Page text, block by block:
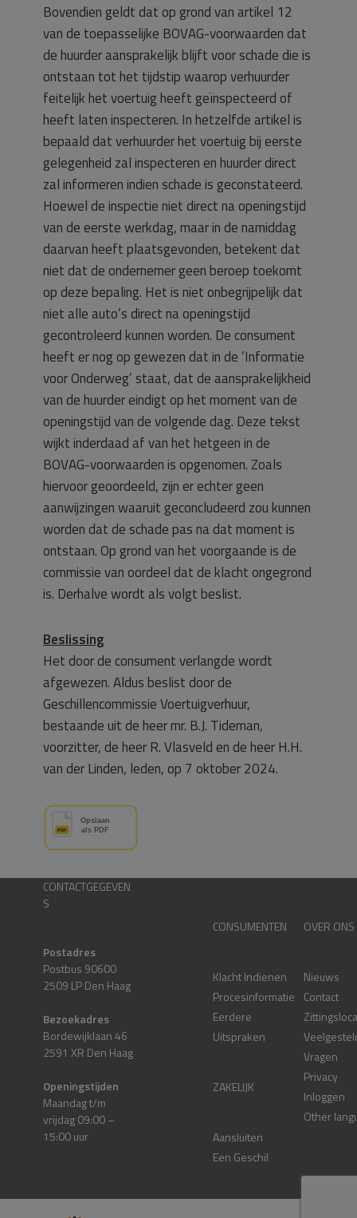
Bovendien geldt dat op grond van artikel 12
van de toepasselijke BOVAG-voorwaarden dat
de huurder aansprakelijk blijft voor schade die is
ontstaan tot het tijdstip waarop verhuurder
feitelijk het voertuig heeft geïnspecteerd of
heeft laten inspecteren. In hetzelfde artikel is
bepaald dat verhuurder het voertuig bij eerste
gelegenheid zal inspecteren en huurder direct
zal informeren indien schade is geconstateerd.
Hoewel de inspectie niet direct na openingstijd
van de eerste werkdag, maar in de namiddag
daarvan heeft plaatsgevonden, betekent dat
niet dat de ondernemer geen beroep toekomt
op deze bepaling. Het is niet onbegrijpelijk dat
niet alle auto’s direct na openingstijd
gecontroleerd kunnen worden. De consument
heeft er nog op gewezen dat in de ‘Informatie
voor Onderweg’ staat, dat de aansprakelijkheid
van de huurder eindigt op het moment van de
openingstijd van de volgende dag. Deze tekst
wijkt inderdaad af van het hetgeen in de
BOVAG-voorwaarden is opgenomen. Zoals
hiervoor geoordeeld, zijn er echter geen
aanwijzingen waaruit geconcludeerd zou kunnen
worden dat de schade pas na dat moment is
ontstaan. Op grond van het voorgaande is de
commissie van oordeel dat de klacht ongegrond
is. Derhalve wordt als volgt beslist.
Beslissing
Het door de consument verlangde wordt
afgewezen. Aldus beslist door de
Geschillencommissie Voertuigverhuur,
bestaande uit de heer mr. B.J. Tideman,
voorzitter, de heer R. Vlasveld en de heer H.H.
van der Linden, leden, op 7 oktober 2024.
CONTACTGEGEVEN
S
Postadres
Postbus 90600
2509 LP Den Haag
Bezoekadres
Bordewijklaan 46
2591 XR Den Haag
Openingstijden
Maandag t/m
vrijdag 09:00 –
15:00 uur
CONSUMENTEN
Klacht Indienen
Procesinformatie
Eerdere
Uitspraken
ZAKELIJK
Aansluiten
Een Geschil
OVER ONS
Nieuws
Contact
Vragen
Privacy
Inloggen
Other